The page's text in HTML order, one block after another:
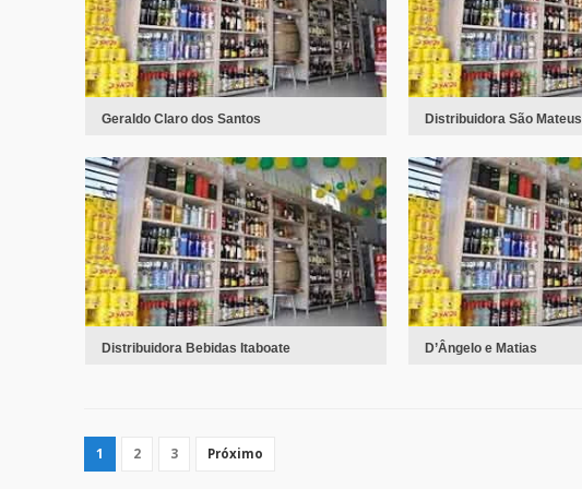
Geraldo Claro dos Santos Distribuidora São Mateus
Distribuidora Bebidas Itaboate D’Ângelo e Matias
1 2 3 Próximo